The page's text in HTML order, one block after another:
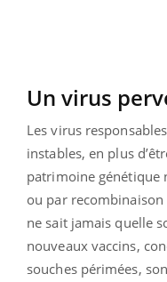
Un virus
Les virus
instables, en plus
patrimoine génétique
ou par recombinaison
ne sait jamais quelle
nouveaux vaccins,
souches périmées,